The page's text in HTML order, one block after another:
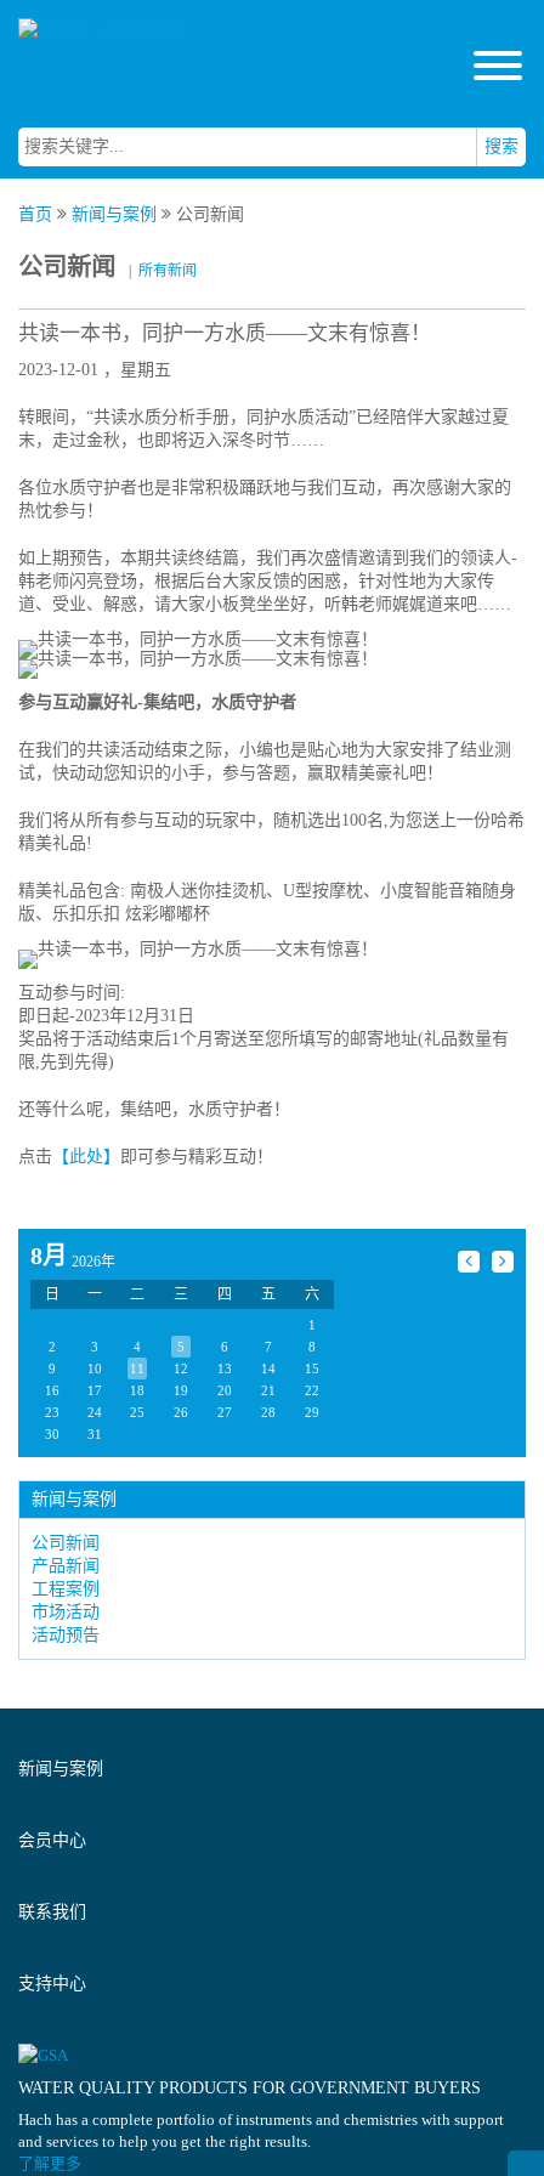
搜索
首页 新闻与案例 公司新闻
公司新闻 所有新闻
共读一本书，同护一方水质——文末有惊喜！
2023-12-01 ，星期五
转眼间，“共读水质分析手册，同护水质活动”已经陪伴大家越过夏
末，走过金秋，也即将迈入深冬时节……
各位水质守护者也是非常积极踊跃地与我们互动，再次感谢大家的
热忱参与！
如上期预告，本期共读终结篇，我们再次盛情邀请到我们的领读人-
韩老师闪亮登场，根据后台大家反馈的困惑，针对性地为大家传
道、受业、解惑，请大家小板凳坐坐好，听韩老师娓娓道来吧……
参与互动赢好礼-集结吧，水质守护者
在我们的共读活动结束之际，小编也是贴心地为大家安排了结业测
试，快动动您知识的小手，参与答题，赢取精美豪礼吧！
我们将从所有参与互动的玩家中，随机选出100名,为您送上一份哈希
精美礼品!
精美礼品包含: 南极人迷你挂烫机、U型按摩枕、小度智能音箱随身
版、乐扣乐扣 炫彩嘟嘟杯
互动参与时间:
即日起-2023年12月31日
奖品将于活动结束后1个月寄送至您所填写的邮寄地址(礼品数量有
限,先到先得)
还等什么呢，集结吧，水质守护者！
点击 【此处】 即可参与精彩互动！
8月
2026年
日
一 二 三 四 五 六
1
2
3 4 5 6 7
8
9
10 11 12 13 14
15
16
17 18 19 20 21
22
23
24 25 26 27 28
29
30
31
新闻与案例
公司新闻
产品新闻
工程案例
市场活动
活动预告
新闻与案例
会员中心
联系我们
支持中心
WATER QUALITY PRODUCTS FOR GOVERNMENT BUYERS
Hach has a complete portfolio of instruments and chemistries with support
and services to help you get the right results.
了解更多